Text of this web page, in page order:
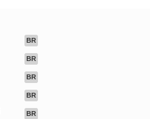
BR
BR
BR
BR
BR